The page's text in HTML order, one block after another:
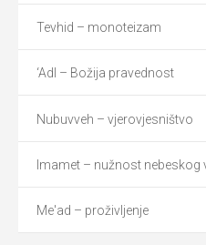
Tevhid – monoteizam
‘Adl – Božija pravednost
Nubuvveh – vjerovjesništvo
Imamet – nužnost nebeskog
Me'ad – proživljenje